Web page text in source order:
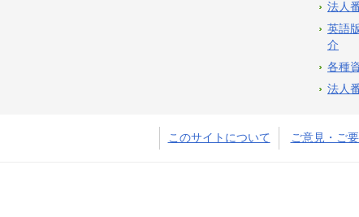
法人
英語
介
各種
法人
このサイトについて ご意見・ご